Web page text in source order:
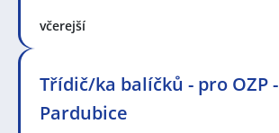
včerejší
Třídič/ka balíčků - pro OZP -
Pardubice